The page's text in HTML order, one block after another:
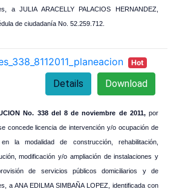
a JULIA ARACELLY PALACIOS HERNANDEZ,
de ciudadanía No. 52.259.712.
Hot
Download
Details
No. 338 del 8 de noviembre de 2011,por
concede licencia de intervención y/o ocupación de
la modalidad de construcción, rehabilitación,
modificación y/o ampliación de instalaciones y
de servicios públicos domiciliarios y de
a ANA EDILMA SIMBAÑA LOPEZ, identificada con